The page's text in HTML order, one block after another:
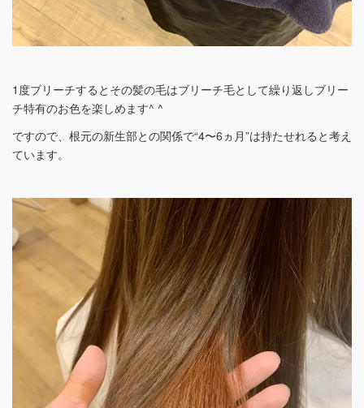
1度ブリーチするとその髪の毛はブリーチ毛として繰り返しブリー
チ特有のお色を楽しめます^ ^
ですので、根元の新生部との関係で“4〜6ヵ月”は持たせれると考え
ています。